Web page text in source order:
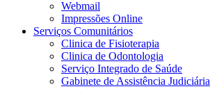
Webmail
Impressões Online
Serviços Comunitários
Clinica de Fisioterapia
Clinica de Odontologia
Serviço Integrado de Saúde
Gabinete de Assistência Judiciária